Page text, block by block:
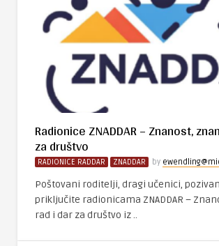
Radionice ZNADDAR – Znanost,
za društvo
RADIONICE RADDAR ZNADDAR by
Poštovani roditelji, dragi učenici,
priključite radionicama ZNADDAR –
rad i dar za društvo iz ..